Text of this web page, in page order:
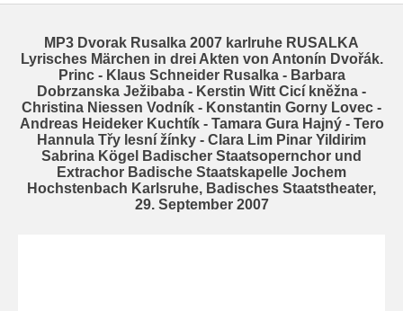
MP3 Dvorak Rusalka 2007 karlruhe RUSALKA
Lyrisches Märchen in drei Akten von Antonín Dvořák.
Princ - Klaus Schneider Rusalka - Barbara
Dobrzanska Ježibaba - Kerstin Witt Cicí knĕžna -
Christina Niessen Vodník - Konstantin Gorny Lovec -
Andreas Heideker Kuchtík - Tamara Gura Hajný - Tero
Hannula Třy lesní žínky - Clara Lim Pinar Yildirim
Sabrina Kögel Badischer Staatsopernchor und
Extrachor Badische Staatskapelle Jochem
Hochstenbach Karlsruhe, Badisches Staatstheater,
29. September 2007